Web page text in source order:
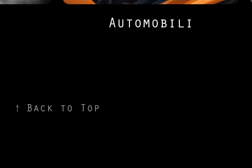
Automobili
↑ Back to Top